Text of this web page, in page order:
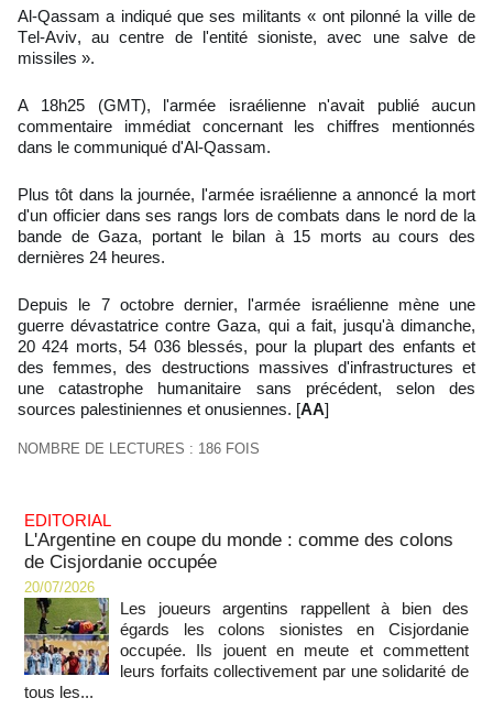
Al-Qassam a indiqué que ses militants « ont pilonné la ville de
Tel-Aviv, au centre de l'entité sioniste, avec une salve de
missiles ».
A 18h25 (GMT), l'armée israélienne n'avait publié aucun
commentaire immédiat concernant les chiffres mentionnés
dans le communiqué d'Al-Qassam.
Plus tôt dans la journée, l'armée israélienne a annoncé la mort
d'un officier dans ses rangs lors de combats dans le nord de la
bande de Gaza, portant le bilan à 15 morts au cours des
dernières 24 heures.
Depuis le 7 octobre dernier, l'armée israélienne mène une
guerre dévastatrice contre Gaza, qui a fait, jusqu'à dimanche,
20 424 morts, 54 036 blessés, pour la plupart des enfants et
des femmes, des destructions massives d'infrastructures et
une catastrophe humanitaire sans précédent, selon des
sources palestiniennes et onusiennes. [AA]
NOMBRE DE LECTURES : 186 FOIS
EDITORIAL
L'Argentine en coupe du monde : comme des colons
de Cisjordanie occupée
20/07/2026
Les joueurs argentins rappellent à bien des
égards les colons sionistes en Cisjordanie
occupée. Ils jouent en meute et commettent
leurs forfaits collectivement par une solidarité de
tous les...